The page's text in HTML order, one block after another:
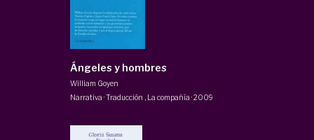
Ángeles y hombres
William Goyen
Narrativa · Traducción
La compañía ·2009